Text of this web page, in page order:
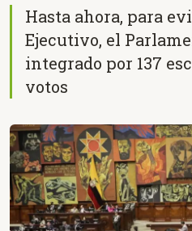
Hasta ahora, para
Ejecutivo, el
integrado por 137
votos